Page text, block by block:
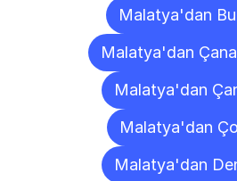
Malatya'dan
Malatya'dan
Malatya'dan
Malatya'dan
Malatya'dan